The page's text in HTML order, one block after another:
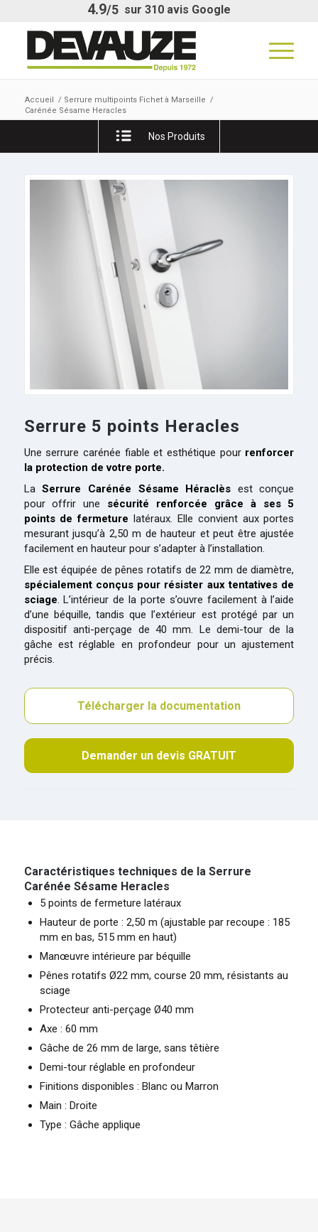
4.9/5 sur 310avis Google
Accueil / Serrure multipoints Fichet à Marseille /
Carénée Sésame Heracles
Nos Produits
Serrure 5 points Heracles
Une serrure carénée fiable et esthétique pour renforcer
la protection de votre porte.
LaSerrure Carénée Sésame Héraclès est conçue
pour offrir une sécurité renforcée grâce à ses 5
points de fermeture latéraux. Elle convient aux portes
mesurant jusqu’à 2,50 m de hauteur et peut être ajustée
facilement en hauteur pour s’adapter à l’installation.
Elle est équipée de pênes rotatifs de 22 mm de diamètre,
spécialement conçus pour résister aux tentatives de
sciage. L’intérieur de la porte s’ouvre facilement à l’aide
d’une béquille, tandis que l’extérieur est protégé par un
dispositif anti-perçage de 40 mm. Le demi-tour de la
gâche est réglable en profondeur pour un ajustement
précis.
Télécharger la documentation
Demander un devis GRATUIT
Caractéristiques techniques de la Serrure
Carénée Sésame Heracles
5 points de fermeture latéraux
Hauteur de porte : 2,50 m (ajustable par recoupe : 185
mm en bas, 515 mm en haut)
Manœuvre intérieure par béquille
Pênes rotatifs Ø22 mm, course 20 mm, résistants au
sciage
Protecteur anti-perçage Ø40 mm
Axe : 60 mm
Gâche de 26 mm de large, sans têtière
Demi-tour réglable en profondeur
Finitions disponibles : Blanc ou Marron
Main : Droite
Type : Gâche applique